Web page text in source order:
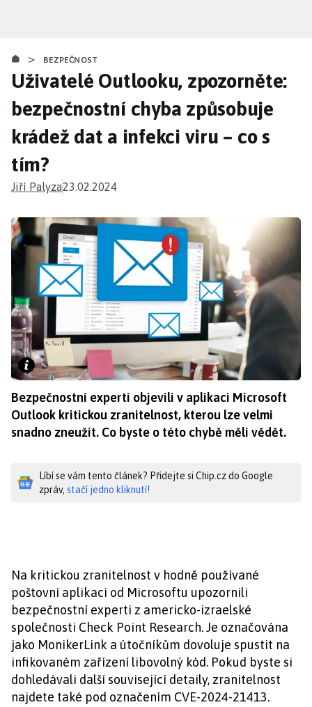
obsahu
> BEZPEČNOST
Uživatelé Outlooku, zpozorněte:
bezpečnostní chyba způsobuje
krádež dat a infekci viru – co s
tím?
Jiří Palyza23.02.2024
Bezpečnostní experti objevili v aplikaci Microsoft
Outlook kritickou zranitelnost, kterou lze velmi
snadno zneužít. Co byste o této chybě měli vědět.
Líbí se vám tento článek? Přidejte si Chip.cz do Google
zpráv, stačí jedno kliknutí!
Na kritickou zranitelnost v hodně používané
poštovní aplikaci od Microsoftu upozornili
bezpečnostní experti z americko-izraelské
společnosti Check Point Research. Je označována
jako MonikerLink a útočníkům dovoluje spustit na
infikovaném zařízení libovolný kód. Pokud byste si
dohledávali další související detaily, zranitelnost
najdete také pod označením CVE-2024-21413.